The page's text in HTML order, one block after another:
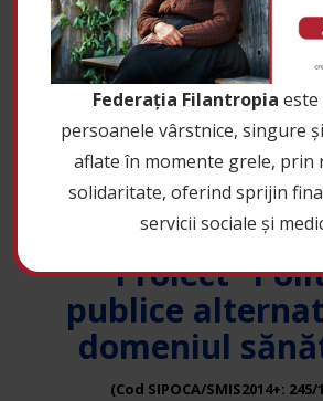
19 iulie 2023 0
REZULTATE
Proiect
publice
domeniul
(Cod SIPOCA/SMIS2014+: 245/
Federația Filantropia
persoanele vârstnice, singure
aflate în momente grele, prin
solidaritate, oferind sprijin
servicii sociale și